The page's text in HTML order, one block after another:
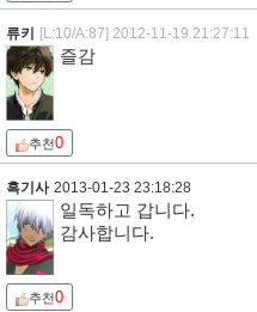
류키 [L:10/A:87] 2012-11-19 21:27:11
즐감
추천0
흑기사 2013-01-23 23:18:28
일독하고 갑니다.
감사합니다.
추천0